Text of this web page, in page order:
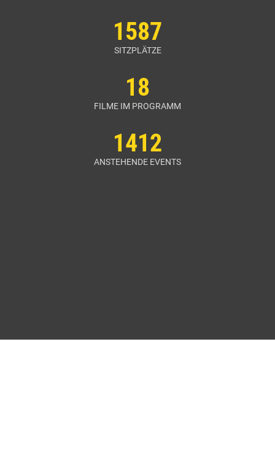
1587
SITZPLÄTZE
18
FILME IM PROGRAMM
1412
ANSTEHENDE EVENTS